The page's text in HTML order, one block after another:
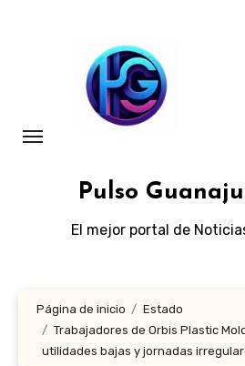
Pulso
El mejor portal de
Página de inicio
Estado
Trabajadores de Orbis Plastic
utilidades bajas y jornadas